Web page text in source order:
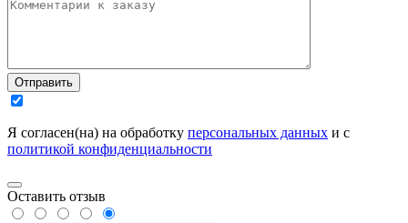
Отправить
Я согласен(на) на обработку персональных данных и с
политикой конфиденциальности
Оставить отзыв